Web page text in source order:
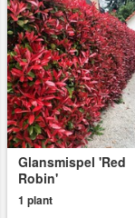
Glansmispel 'Red
Robin'
1 plant